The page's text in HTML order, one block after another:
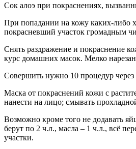
Сок алоэ при покраснениях,
При попадании на кожу каких-либо
покрасневший участок громадным
Снять раздражение и покраснение
курс домашних масок. Мелко
Совершить нужно 10 процедур
Маска от покраснений кожи с
нанести на лицо; смывать
Возможно кроме того не додавать
берут по 2 ч.л., масла – 1 ч.л., всё
участки.